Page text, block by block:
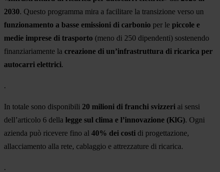
2030. Questo programma mira a facilitare la transizione verso un
funzionamento a basse emissioni di carbonio per le piccole e
medie imprese di trasporto (meno di 250 dipendenti) sostenendo
finanziariamente la creazione di un’infrastruttura di ricarica per
autocarri elettrici.
.
In totale sono disponibili 20 milioni di franchi svizzeri ai sensi
dell’articolo 6 della legge sul clima e l’innovazione (KlG). Ogni
azienda può ricevere fino al 40% dei costi di progettazione,
allacciamento alla rete, cablaggio e attrezzature di ricarica.
.